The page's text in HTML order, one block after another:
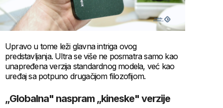
Upravo u tome leži glavna intriga ovog
predstavljanja. Ultra se više ne posmatra samo kao
unapređena verzija standardnog modela, već kao
uređaj sa potpuno drugačijom filozofijom.
„Globalna" naspram „kineske" verzije